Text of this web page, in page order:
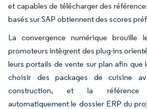
et capables de télécharger des
basés sur SAP obtiennent des scores
La convergence numérique brouille
promoteurs intègrent des plug-ins
leurs portails de vente sur plan afin que
choisir des packages de cuisine
construction, et la référence
automatiquement le dossier ERP du